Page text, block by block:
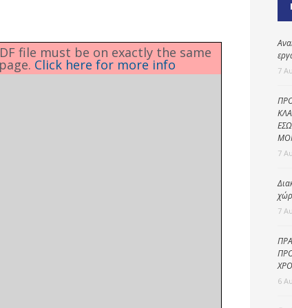
Δημοτική
αστυνομία
file must be on exactly the same
Click here for more info 7
7
7
6